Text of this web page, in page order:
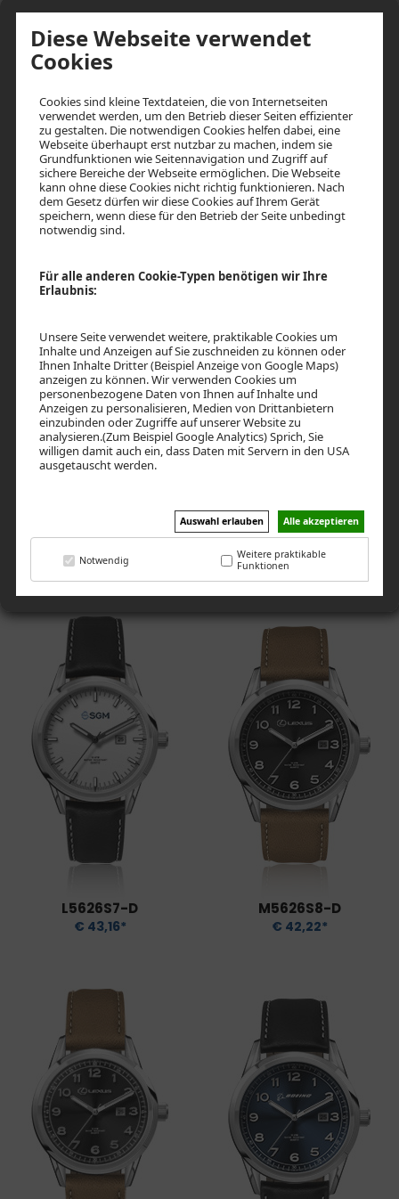
L5626S6D-SS
€ 47,88*
M5626S9D-SS
€ 47,88*
L5626S9D-SS
€ 47,88*
M5626S7-D
€ 43,16*
L5626S7-D
€ 43,16*
M5626S8-D
€ 42,22*
Diese Webseite verwendet
Cookies
Cookies sind kleine Textdateien, die von Internetseiten
verwendet werden, um den Betrieb dieser Seiten effizienter
zu gestalten. Die notwendigen Cookies helfen dabei, eine
Webseite überhaupt erst nutzbar zu machen, indem sie
Grundfunktionen wie Seitennavigation und Zugriff auf
sichere Bereiche der Webseite ermöglichen. Die Webseite
kann ohne diese Cookies nicht richtig funktionieren. Nach
dem Gesetz dürfen wir diese Cookies auf Ihrem Gerät
speichern, wenn diese für den Betrieb der Seite unbedingt
notwendig sind.
Für alle anderen Cookie-Typen benötigen wir Ihre
Erlaubnis:
Unsere Seite verwendet weitere, praktikable Cookies um
Inhalte und Anzeigen auf Sie zuschneiden zu können oder
Ihnen Inhalte Dritter (Beispiel Anzeige von Google Maps)
anzeigen zu können. Wir verwenden Cookies um
personenbezogene Daten von Ihnen auf Inhalte und
Anzeigen zu personalisieren, Medien von Drittanbietern
einzubinden oder Zugriffe auf unserer Website zu
analysieren.(Zum Beispiel Google Analytics) Sprich, Sie
willigen damit auch ein, dass Daten mit Servern in den USA
ausgetauscht werden.
Auswahl erlauben Alle akzeptieren
Notwendig
Weitere praktikable
Funktionen